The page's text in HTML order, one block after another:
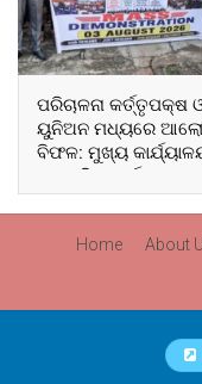
ପରିଚାଳନା କର୍ତ୍ତୃପକ୍ଷ
ୟୁନିଅନ ମଧ୍ୟରେ
ବିଫଳ: ମୁଖ୍ୟ
ଆଞ୍ଚଳିକ କାର୍ଯ୍ୟାଳୟ ଓ
ସମସ୍ତ ବ୍ଲକ
Home About